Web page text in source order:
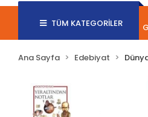
TÜM KATEGORİLER
Ana Sayfa Edebiyat